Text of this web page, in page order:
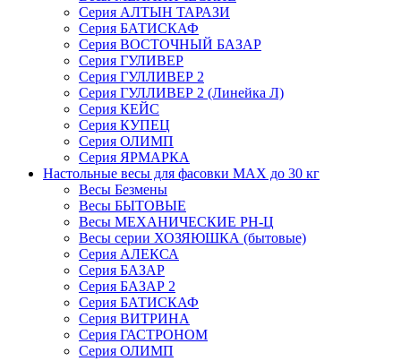
Серия АЛТЫН ТАРАЗИ
Серия БАТИСКАФ
Серия ВОСТОЧНЫЙ БАЗАР
Серия ГУЛИВЕР
Серия ГУЛЛИВЕР 2
Серия ГУЛЛИВЕР 2 (Линейка Л)
Серия КЕЙС
Серия КУПЕЦ
Серия ОЛИМП
Серия ЯРМАРКА
Настольные весы для фасовки MAX до 30 кг
Весы Безмены
Весы БЫТОВЫЕ
Весы МЕХАНИЧЕСКИЕ РН-Ц
Весы серии ХОЗЯЮШКА (бытовые)
Серия АЛЕКСА
Серия БАЗАР
Серия БАЗАР 2
Серия БАТИСКАФ
Серия ВИТРИНА
Серия ГАСТРОНОМ
Серия ОЛИМП